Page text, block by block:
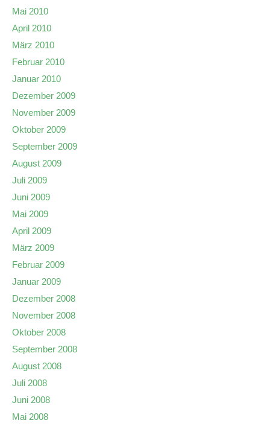
Mai 2010
April 2010
März 2010
Februar 2010
Januar 2010
Dezember 2009
November 2009
Oktober 2009
September 2009
August 2009
Juli 2009
Juni 2009
Mai 2009
April 2009
März 2009
Februar 2009
Januar 2009
Dezember 2008
November 2008
Oktober 2008
September 2008
August 2008
Juli 2008
Juni 2008
Mai 2008